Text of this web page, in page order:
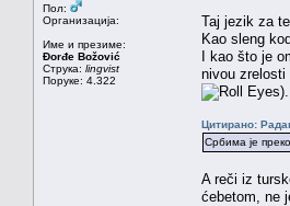
Пол:
Организација:
Име и презиме:
Đorđe Božović
Струка: lingvist
Поруке: 4.322
Taj jezik za
Kao sleng
I kao što je
nivou zrelosti
).
Цитирано:
Србима је
A reči iz
ćebetom, ne